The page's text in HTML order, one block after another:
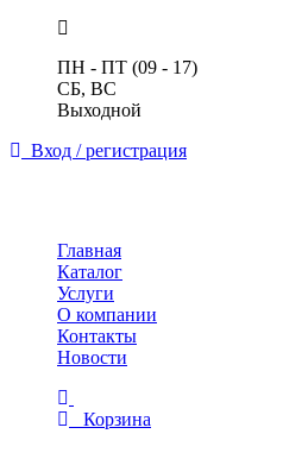
ПН - ПТ (09 - 17)
СБ, ВС
Выходной
Вход / регистрация
Главная
Каталог
Услуги
О компании
Контакты
Новости
Корзина